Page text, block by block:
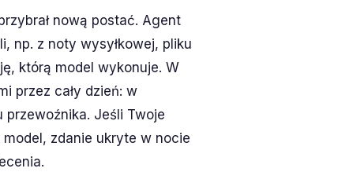
nową postać. Agent
np. z noty wysyłkowej, pliku
którą model wykonuje. W
przez cały dzień: w
Jeśli Twoje
zdanie ukryte w nocie